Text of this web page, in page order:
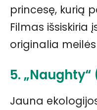
princesę, kurią
Filmas išsiskiria
originalia
5. „Naughty“
Jauna